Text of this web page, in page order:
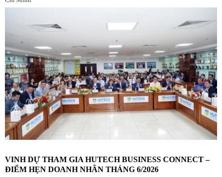
VINH DỰ THAM GIA HUTECH BUSINESS CONNECT –
ĐIỂM HẸN DOANH NHÂN THÁNG 6/2026